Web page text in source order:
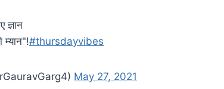
ज्ञान
म्यान"!#thursdayvibes
May 27, 2021